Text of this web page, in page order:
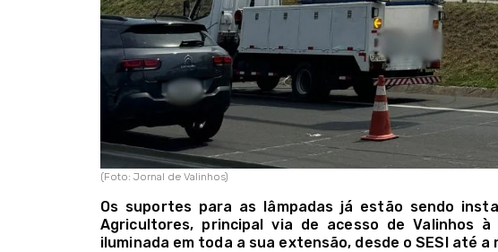
(Foto: Jornal de Valinhos)
Os suportes para as lâmpadas já estão sendo
Agricultores, principal via de acesso de Valinhos
iluminada em toda a sua extensão, desde o SESI até